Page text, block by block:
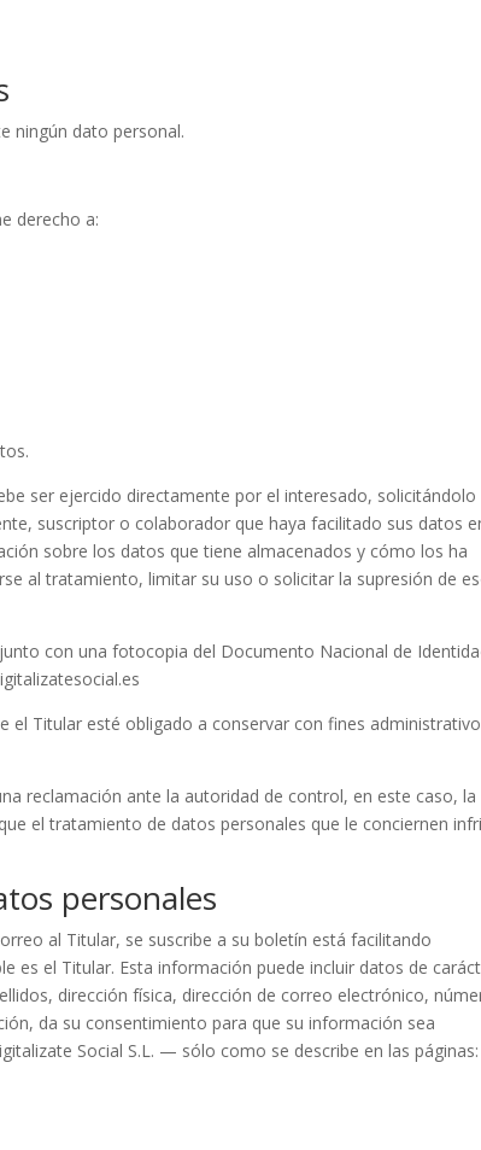
ningún dato personal.
derecho a:
ser ejercido directamente por el interesado, solicitándolo
suscriptor o colaborador que haya facilitado sus datos
sobre los datos que tiene almacenados y cómo los ha
al tratamiento, limitar su uso o solicitar la supresión de
con una fotocopia del Documento Nacional de
el Titular esté obligado a conservar con fines
reclamación ante la autoridad de control, en este caso, la
el tratamiento de datos personales que le conciernen
personales
al Titular, se suscribe a su boletín está facilitando
es el Titular. Esta información puede incluir datos de
dirección física, dirección de correo electrónico,
da su consentimiento para que su información sea
Social S.L. — sólo como se describe en las páginas: